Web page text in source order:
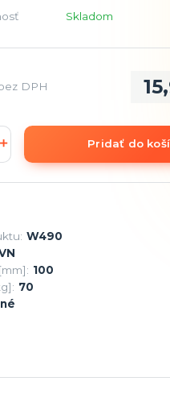
Skladom
DPH
Pridať do
W490
100
70